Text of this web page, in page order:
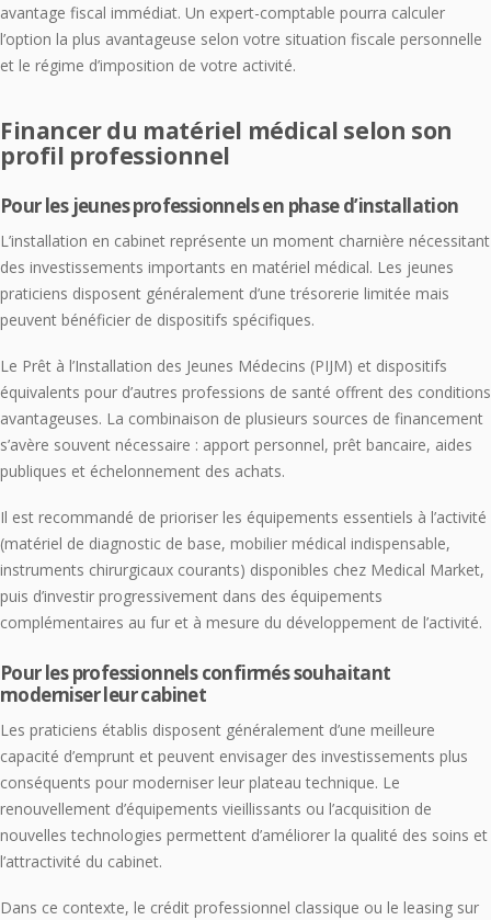
avantage fiscal immédiat. Un expert-comptable pourra calculer
l’option la plus avantageuse selon votre situation fiscale personnelle
et le régime d’imposition de votre activité.
Financer du matériel médical selon son
profil professionnel
Pour les jeunes professionnels en phase d’installation
L’installation en cabinet représente un moment charnière nécessitant
des investissements importants en matériel médical. Les jeunes
praticiens disposent généralement d’une trésorerie limitée mais
peuvent bénéficier de dispositifs spécifiques.
Le Prêt à l’Installation des Jeunes Médecins (PIJM) et dispositifs
équivalents pour d’autres professions de santé offrent des conditions
avantageuses. La combinaison de plusieurs sources de financement
s’avère souvent nécessaire : apport personnel, prêt bancaire, aides
publiques et échelonnement des achats.
Il est recommandé de prioriser les équipements essentiels à l’activité
(matériel de diagnostic de base, mobilier médical indispensable,
instruments chirurgicaux courants) disponibles chez Medical Market,
puis d’investir progressivement dans des équipements
complémentaires au fur et à mesure du développement de l’activité.
Pour les professionnels confirmés souhaitant
moderniser leur cabinet
Les praticiens établis disposent généralement d’une meilleure
capacité d’emprunt et peuvent envisager des investissements plus
conséquents pour moderniser leur plateau technique. Le
renouvellement d’équipements vieillissants ou l’acquisition de
nouvelles technologies permettent d’améliorer la qualité des soins et
l’attractivité du cabinet.
Dans ce contexte, le crédit professionnel classique ou le leasing sur